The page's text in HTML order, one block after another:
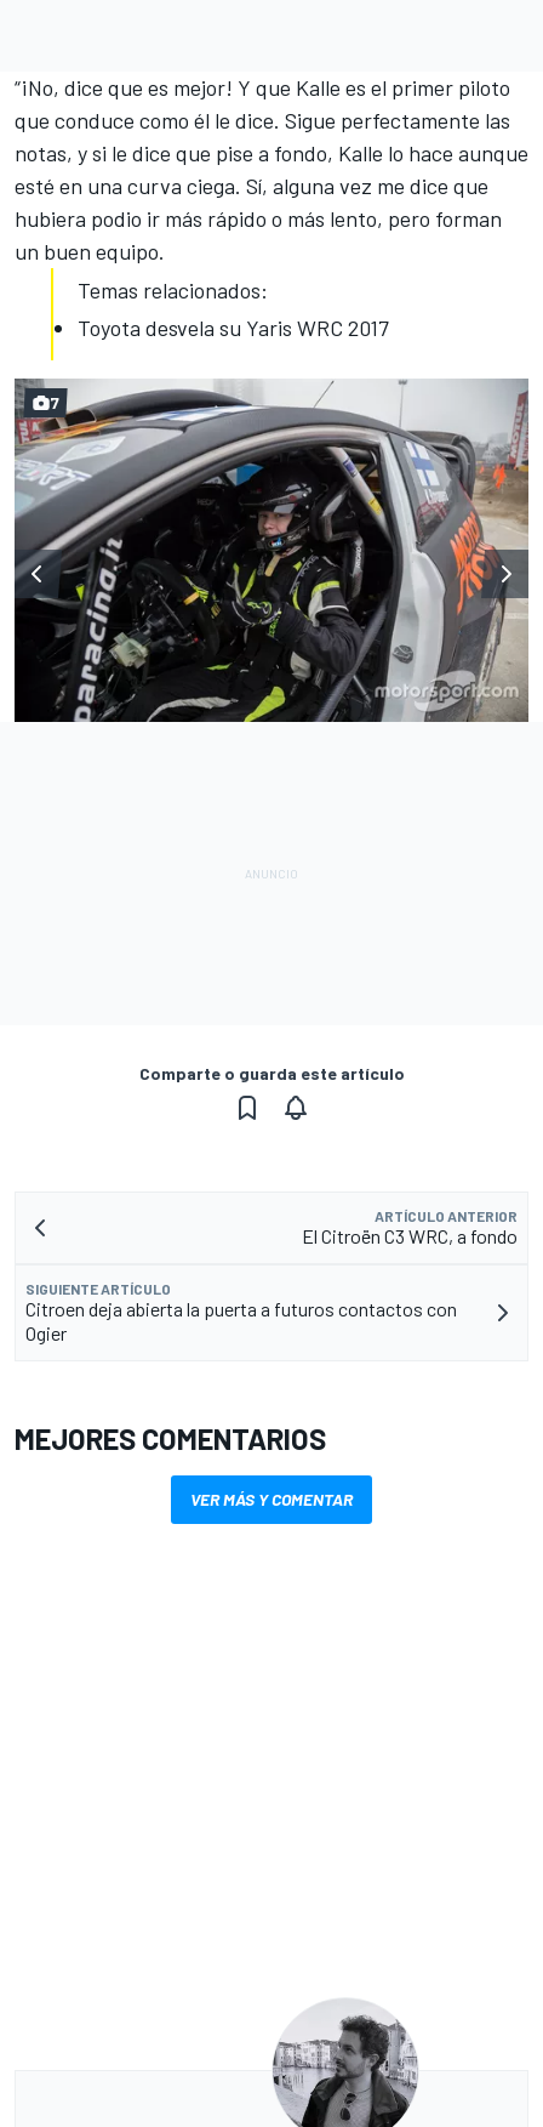
“¡No, dice que es mejor! Y que Kalle es el primer piloto
que conduce como él le dice. Sigue perfectamente las
notas, y si le dice que pise a fondo, Kalle lo hace aunque
esté en una curva ciega. Sí, alguna vez me dice que
hubiera podio ir más rápido o más lento, pero forman
un buen equipo.
Temas relacionados:
Toyota desvela su Yaris WRC 2017
7
Comparte o guarda este artículo
ARTÍCULO ANTERIOR
El Citroën C3 WRC, a fondo
SIGUIENTE ARTÍCULO
Citroen deja abierta la puerta a futuros contactos con
Ogier
MEJORES COMENTARIOS
VER MÁS Y COMENTAR